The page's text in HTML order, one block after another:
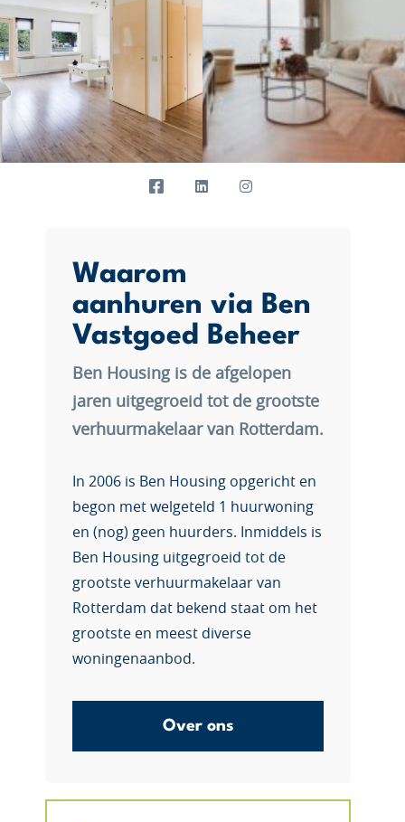
Waarom
aanhuren via Ben
Vastgoed Beheer
Ben Housing is de afgelopen
jaren uitgegroeid tot de grootste
verhuurmakelaar van Rotterdam.
In 2006 is Ben Housing opgericht en
begon met welgeteld 1 huurwoning
en (nog) geen huurders. Inmiddels is
Ben Housing uitgegroeid tot de
grootste verhuurmakelaar van
Rotterdam dat bekend staat om het
grootste en meest diverse
woningenaanbod.
Over ons